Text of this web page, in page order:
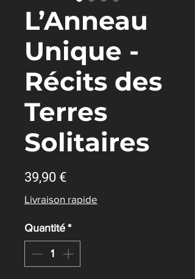
L’Anneau
Unique -
Récits des
Terres
Solitaires
39,90 €Prix
Livraison rapide
Quantité *